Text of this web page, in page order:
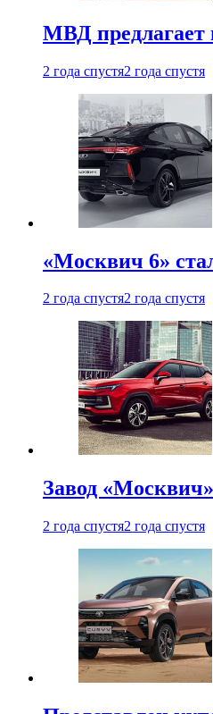
МВД предлагает
2 года спустя2 года спустя
«Москвич 6»
2 года спустя2 года спустя
Завод
2 года спустя2 года спустя